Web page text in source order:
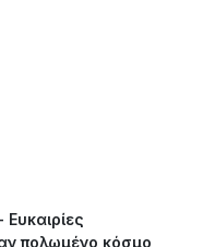
πολωμένο κόσμο